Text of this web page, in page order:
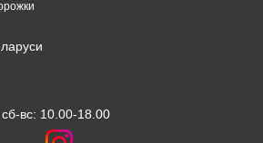
вс: 10.00-18.00